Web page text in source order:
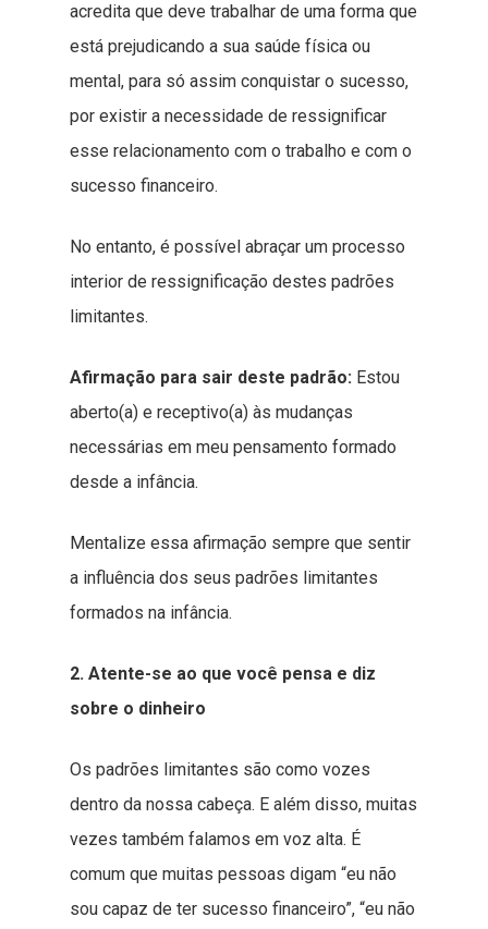
acredita que deve trabalhar de uma forma que
está prejudicando a sua saúde física ou
mental, para só assim conquistar o sucesso,
por existir a necessidade de ressignificar
esse relacionamento com o trabalho e com o
sucesso financeiro.
No entanto, é possível abraçar um processo
interior de ressignificação destes padrões
limitantes.
Afirmação para sair deste padrão: Estou
aberto(a) e receptivo(a) às mudanças
necessárias em meu pensamento formado
desde a infância.
Mentalize essa afirmação sempre que sentir
a influência dos seus padrões limitantes
formados na infância.
2. Atente-se ao que você pensa e diz
sobre o dinheiro
Os padrões limitantes são como vozes
dentro da nossa cabeça. E além disso, muitas
vezes também falamos em voz alta. É
comum que muitas pessoas digam “eu não
sou capaz de ter sucesso financeiro”, “eu não